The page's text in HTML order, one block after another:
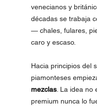
venecianos y
décadas se trabaja
— chales, fulares,
caro y escaso.
Hacia principios del
piamonteses
mezclas. La idea no
premium nunca lo